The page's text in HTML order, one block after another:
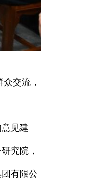
交流，
见建
究院，
有限公